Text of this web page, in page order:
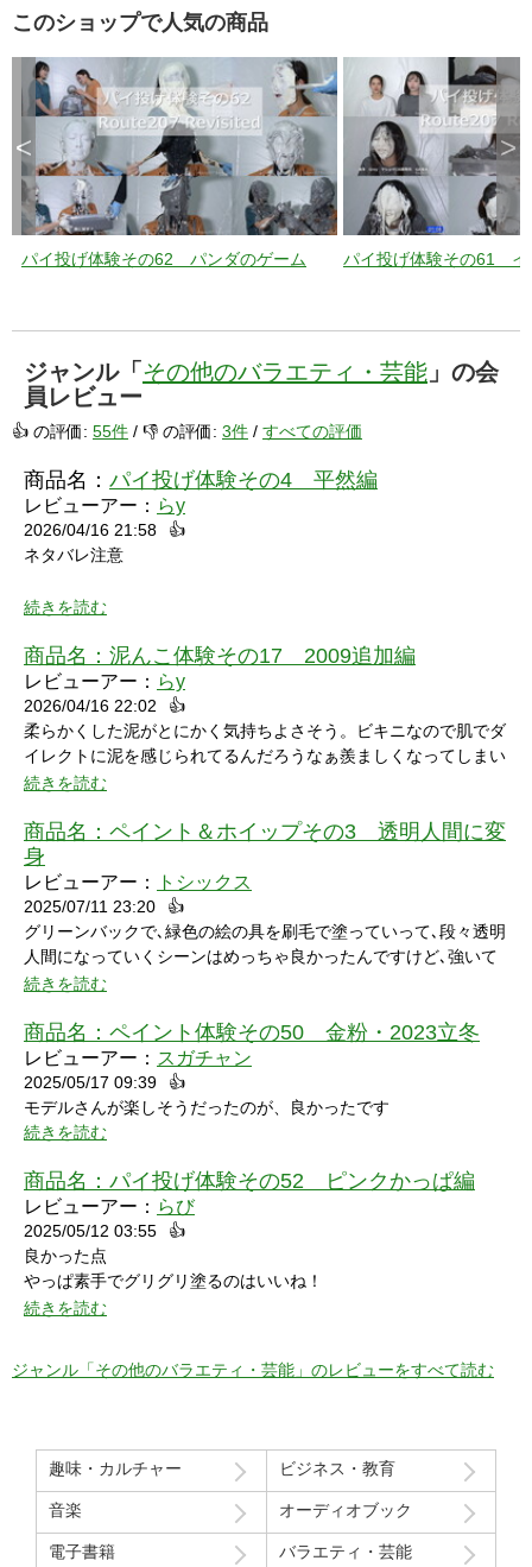
このショップで人気の商品
パイ投げ体験その62 パンダのゲーム パイ投げ体験その61 イ
< >
ジャンル「 その他のバラエティ・芸能 」の会
員レビュー
👍 の評価: 55件 / 👎 の評価: 3件 / すべての評価
商品名： パイ投げ体験その4 平然編
レビューアー： らy
2026/04/16 21:58
👍
ネタバレ注意
シャワーシーンで「お腹にぶつけられたら声出ちゃうだろうな」
と思っていたところにパイをちょうどぶつけられ「予想が当たっ
たw」と笑ってしまいました。リアクションもクールな見た目に
い悔しさを滲ませながら罰ゲームを受けている姿にドキドキして
しまいました。
続きを読む
商品名： 泥んこ体験その17 2009追加編
レビューアー： らy
2026/04/16 22:02
👍
柔らかくした泥がとにかく気持ちよさそう。ビキニなので肌でダ
イレクトに泥を感じられてるんだろうなぁ羨ましくなってしまい
ました。
続きを読む
商品名： ペイント＆ホイップその3 透明人間に変
身
レビューアー： トシックス
2025/07/11 23:20
👍
グリーンバックで､緑色の絵の具を刷毛で塗っていって､段々透明
人間になっていくシーンはめっちゃ良かったんですけど､強いて
言うなら､上半身だけで無くて､全身も透明になる所も見てみたい
続きを読む
商品名： ペイント体験その50 金粉・2023立冬
レビューアー： スガチャン
2025/05/17 09:39
👍
モデルさんが楽しそうだったのが、良かったです
続きを読む
商品名： パイ投げ体験その52 ピンクかっぱ編
レビューアー： らび
2025/05/12 03:55
👍
良かった点
やっぱ素手でグリグリ塗るのはいいね！
特に21分の途中からとてもいい感じ！
う」という趣旨の発言と「パイを食らう事はなんとも無い」とい
う趣旨の２つの部分ちょっと気分下がってしまったw
Route207さんいつも良い作品をありがとうございます！
初レビューですが、よく購入させて貰ってます！
続きを読む
ジャンル「その他のバラエティ・芸能」のレビューをすべて読む
趣味・カルチャー ビジネス・教育
音楽 オーディオブック
電子書籍 バラエティ・芸能